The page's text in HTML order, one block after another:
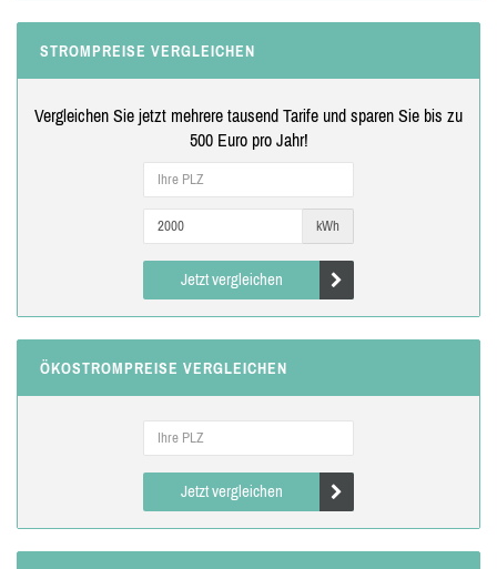
STROMPREISE VERGLEICHEN
Vergleichen Sie jetzt mehrere tausend Tarife und sparen Sie bis zu
500 Euro pro Jahr!
kWh
Jetzt vergleichen
ÖKOSTROMPREISE VERGLEICHEN
Jetzt vergleichen